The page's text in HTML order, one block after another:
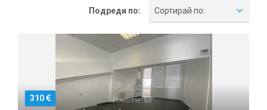
Подреди по:
Сортирай по:
310